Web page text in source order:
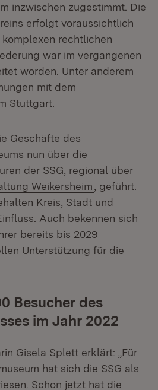
inzwischen zugestimmt. Die
erfolgt voraussichtlich
rechtlichen
war im vergangenen
worden. Unter anderem
mit dem
Stuttgart.
Geschäfte des
nun über die
der SSG, regional über
Weikersheim (Öffnet in
, geführt.
Kreis, Stadt und
Auch bekennen sich
bereits bis 2029
Unterstützung für die
Besucher des
im Jahr 2022
Gisela Splett erklärt: „Für
hat sich die SSG als
Schon jetzt hat die